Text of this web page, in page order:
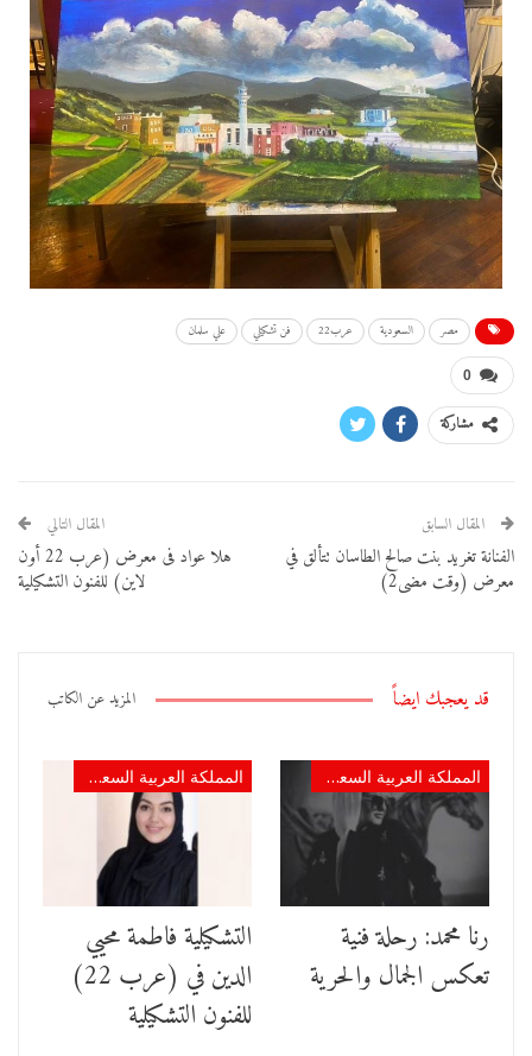
مصر السعودية عرب22 فن تشكيلي علي سلمان
0
مشاركة
المقال السابق
الفنانة تغريد بنت صالح الطاسان تتألق في
معرض (وقت مضى2)
المقال التالي
هلا عواد فى معرض (عرب 22 أون
لاين) للفنون التشكيلية
قد يعجبك ايضاً المزيد عن الكاتب
المملكة العربية السعودية
رنا محمد: رحلة فنية
تعكس الجمال والحرية
المملكة العربية السعودية
التشكيلية فاطمة محيي
الدين في (عرب 22)
للفنون التشكيلية